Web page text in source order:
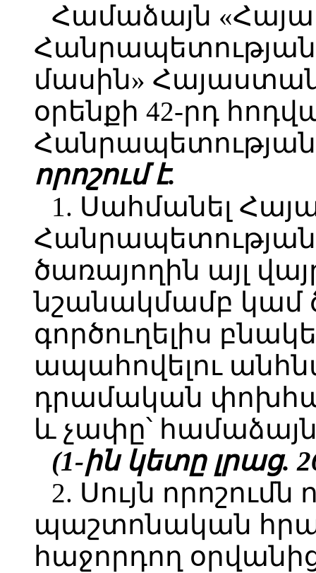
Համաձայն
մասին»
օրենքի 42-րդ
Հանրապետության
որոշում է.
1. Սահմանել
ծառայողին այլ
նշանակմամբ կամ
գործուղելիս
ապահովելու
դրամական
և չափը՝
(1-ին կետը լրաց.
2. Սույն որոշումն
պաշտոնական
հաջորդող